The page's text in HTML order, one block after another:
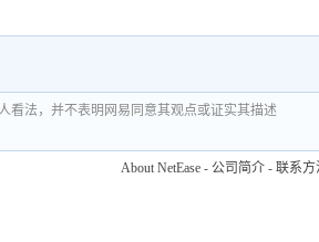
看法，并不表明网易同意其观点或证实其描述
About NetEase - 公司简介 - 联系方